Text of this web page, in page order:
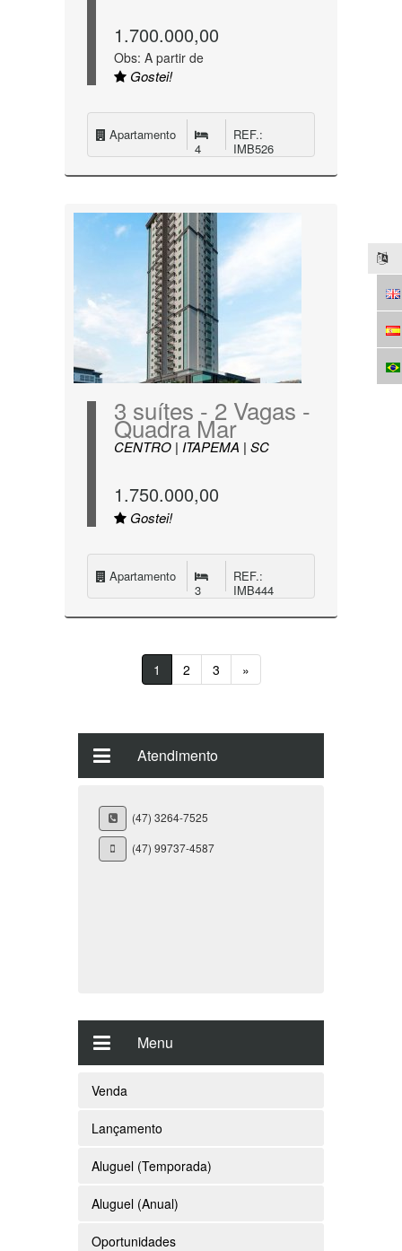
1.700.000,00
Obs: A partir de
Gostei!
Apartamento
4
REF.:
IMB526
3 suítes - 2 Vagas -
Quadra Mar
CENTRO | ITAPEMA | SC
1.750.000,00
Gostei!
Apartamento
3
REF.:
IMB444
1 2 3 »
Atendimento
(47) 3264-7525
(47) 99737-4587
Menu
Venda
Lançamento
Aluguel (Temporada)
Aluguel (Anual)
Oportunidades